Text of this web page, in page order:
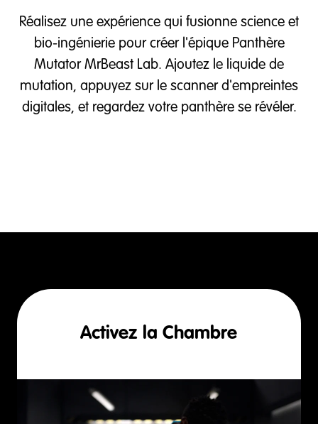
Réalisez une expérience qui fusionne science et
bio-ingénierie pour créer l'épique Panthère
Mutator MrBeast Lab. Ajoutez le liquide de
mutation, appuyez sur le scanner d'empreintes
digitales, et regardez votre panthère se révéler.
Activez la Chambre